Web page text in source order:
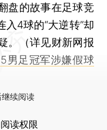
的故事在足球竞
4球的“大逆转”却
。（详见财新网报
男足冠军涉嫌假球
继续阅读
读权限